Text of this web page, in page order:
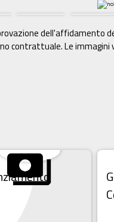
dell'affidamento
contrattuale. Le